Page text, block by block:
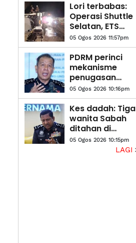
Lori terbabas:
Operasi Shuttle
Selatan, ETS
alami kelewatan
05 Ogos 2026 11:57pm
PDRM perinci
mekanisme
penugasan
anggota dalam
AVSEC
05 Ogos 2026 10:16pm
Kes dadah: Tiga
wanita Sabah
ditahan di
Jakarta, kes
berasingan
05 Ogos 2026 10:15pm
LAGI